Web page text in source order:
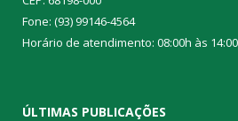
Fone: (93) 99146-4564
Horário de atendimento: 08:00h às
ÚLTIMAS PUBLICAÇÕES